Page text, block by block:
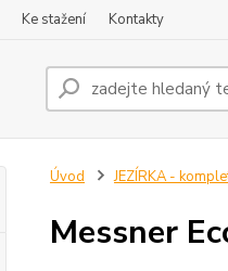
Ke stažení Kontakty
Úvod JEZÍRKA -
Messner